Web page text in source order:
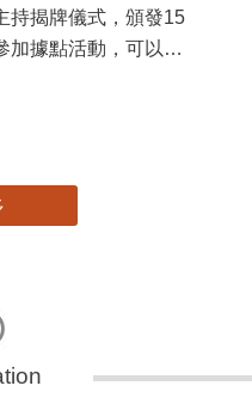
持揭牌儀式，頒發15
據點活動，可以更